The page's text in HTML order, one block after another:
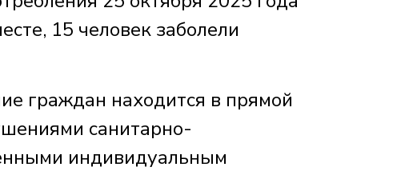
15 человек заболели
граждан находится в прямой
санитарно-
индивидуальным